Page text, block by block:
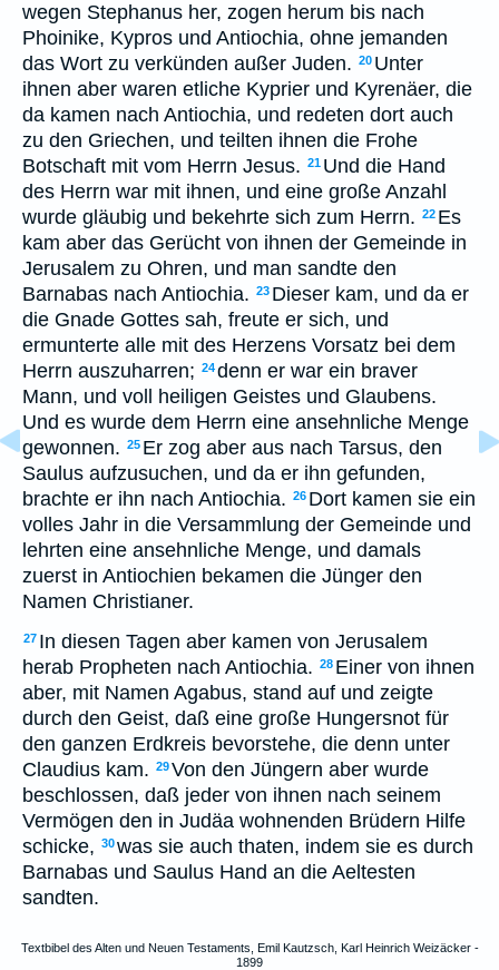
wegen Stephanus her, zogen herum bis nach
Phoinike, Kypros und Antiochia, ohne jemanden
das Wort zu verkünden außer Juden. 20 Unter
ihnen aber waren etliche Kyprier und Kyrenäer, die
da kamen nach Antiochia, und redeten dort auch
zu den Griechen, und teilten ihnen die Frohe
Botschaft mit vom Herrn Jesus. 21 Und die Hand
des Herrn war mit ihnen, und eine große Anzahl
wurde gläubig und bekehrte sich zum Herrn. 22 Es
kam aber das Gerücht von ihnen der Gemeinde in
Jerusalem zu Ohren, und man sandte den
Barnabas nach Antiochia. 23 Dieser kam, und da er
die Gnade Gottes sah, freute er sich, und
ermunterte alle mit des Herzens Vorsatz bei dem
Herrn auszuharren; 24denn er war ein braver
Mann, und voll heiligen Geistes und Glaubens.
Und es wurde dem Herrn eine ansehnliche Menge
gewonnen. 25 Er zog aber aus nach Tarsus, den
Saulus aufzusuchen, und da er ihn gefunden,
brachte er ihn nach Antiochia. 26 Dort kamen sie ein
volles Jahr in die Versammlung der Gemeinde und
lehrten eine ansehnliche Menge, und damals
zuerst in Antiochien bekamen die Jünger den
Namen Christianer.
27 In diesen Tagen aber kamen von Jerusalem
herab Propheten nach Antiochia. 28 Einer von ihnen
aber, mit Namen Agabus, stand auf und zeigte
durch den Geist, daß eine große Hungersnot für
den ganzen Erdkreis bevorstehe, die denn unter
Claudius kam. 29Von den Jüngern aber wurde
beschlossen, daß jeder von ihnen nach seinem
Vermögen den in Judäa wohnenden Brüdern Hilfe
schicke, 30was sie auch thaten, indem sie es durch
Barnabas und Saulus Hand an die Aeltesten
sandten.
Textbibel des Alten und Neuen Testaments, Emil Kautzsch, Karl Heinrich Weizäcker -
1899